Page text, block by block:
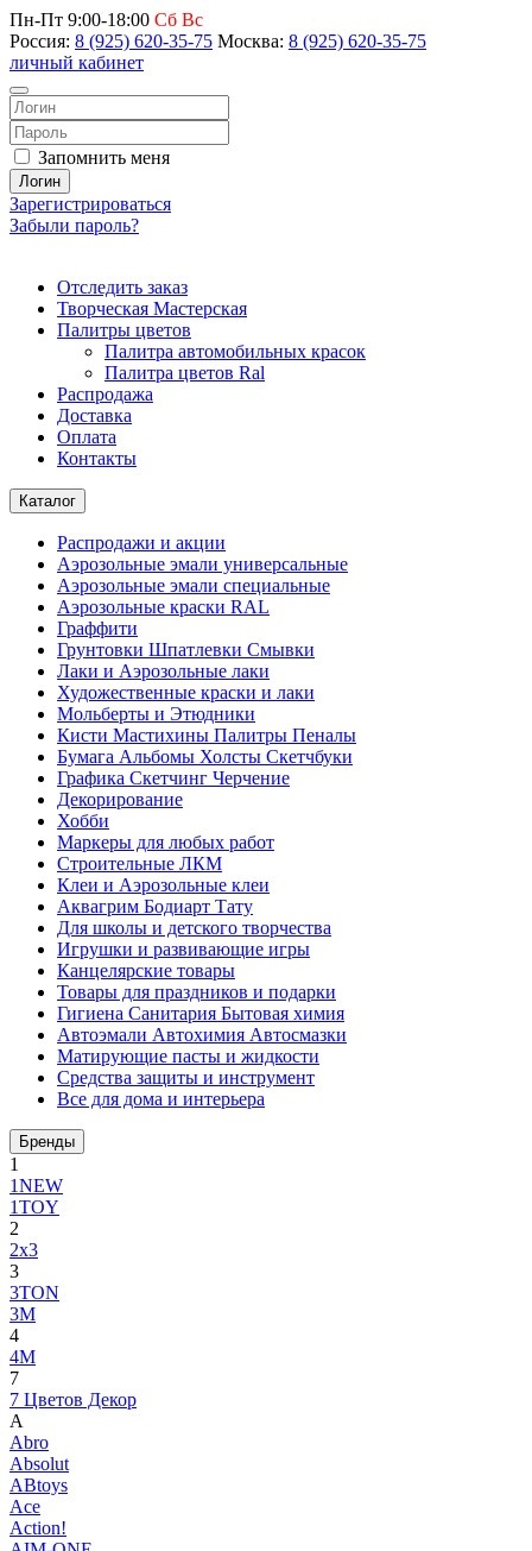
Пн-Пт 9:00-18:00 Сб Вс
Россия: 8 (925) 620-35-75 Москва: 8 (925) 620-35-75
личный кабинет
Запомнить меня
Логин
Зарегистрироваться
Забыли пароль?
Отследить заказ
Творческая Мастерская
Палитры цветов
Палитра автомобильных красок
Палитра цветов Ral
Распродажа
Доставка
Оплата
Контакты
Каталог
Распродажи и акции
Аэрозольные эмали универсальные
Аэрозольные эмали специальные
Аэрозольные краски RAL
Граффити
Грунтовки Шпатлевки Смывки
Лаки и Аэрозольные лаки
Художественные краски и лаки
Мольберты и Этюдники
Кисти Мастихины Палитры Пеналы
Бумага Альбомы Холсты Скетчбуки
Графика Скетчинг Черчение
Декорирование
Хобби
Маркеры для любых работ
Строительные ЛКМ
Клеи и Аэрозольные клеи
Аквагрим Бодиарт Тату
Для школы и детского творчества
Игрушки и развивающие игры
Канцелярские товары
Товары для праздников и подарки
Гигиена Санитария Бытовая химия
Автоэмали Автохимия Автосмазки
Матирующие пасты и жидкости
Средства защиты и инструмент
Все для дома и интерьера
Бренды
1
1NEW
1TOY
2
2x3
3
3TON
3М
4
4M
7
7 Цветов Декор
A
Abro
Absolut
ABtoys
Ace
Action!